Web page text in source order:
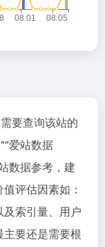
要查询该站的
""爱站数据
数据参考，建
评估因素如：
索引量、用户
要还是需要根